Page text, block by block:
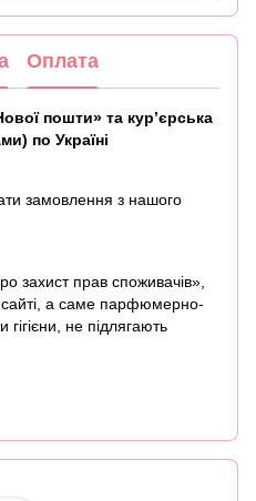
Оплата
пошти» та кур’єрська
по Україні
замовлення з нашого
захист прав споживачів»,
сайті, а саме парфюмерно-
не підлягають